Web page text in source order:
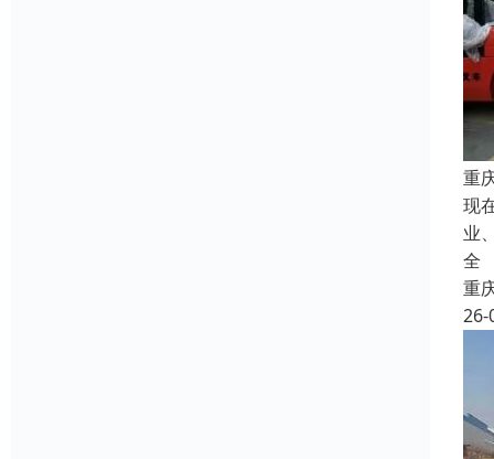
重
现
业
全
重
26-